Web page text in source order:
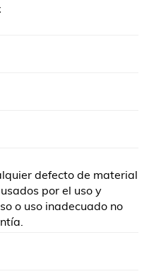
defecto de material
por el uso y
o uso inadecuado no